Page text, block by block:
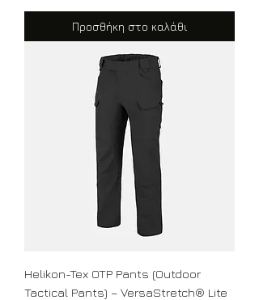
Προσθήκη στο καλάθι
Helikon-Tex OTP Pants (Outdoor
Tactical Pants) – VersaStretch® Lite